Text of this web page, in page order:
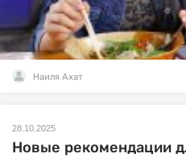
Наиля Ахат
28.10.2025
Новые рекомендации